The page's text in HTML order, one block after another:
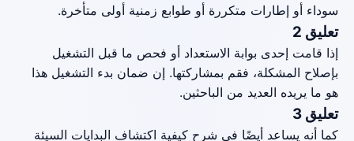
سوداء أو إطارات متكررة أو طوابع زمنية أولى متأخرة.
تعليق 2
إذا قامت إحدى بوابة الاستعداد أو فحص ما قبل التشغيل
بإصلاح المشكلة، فقم بمشاركتها. إن ضمان بدء التشغيل هذا
هو ما يريده العديد من الباحثين.
تعليق 3
كما أنه يساعد أيضًا في شرح كيفية اكتشاف البدايات السيئة